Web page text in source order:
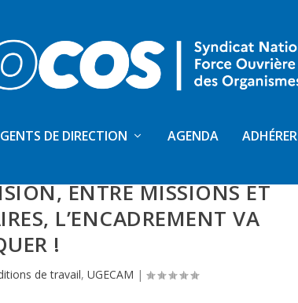
DE DIRECTION AGENDA ADHÉRER
ENTRE MISSIONS ET
L’ENCADREMENT VA
!
de travail, UGECAM |